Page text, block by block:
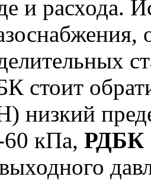
и расхода.
стоит
низкий
60 кПа, РДБК